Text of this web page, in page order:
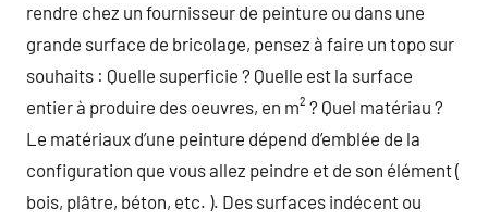
rendre chez un fournisseur de peinture ou dans une
grande surface de bricolage, pensez à faire un topo sur
souhaits : Quelle superficie ? Quelle est la surface
entier à produire des oeuvres, en m² ? Quel matériau ?
Le matériaux d’une peinture dépend d’emblée de la
configuration que vous allez peindre et de son élément (
bois, plâtre, béton, etc. ). Des surfaces indécent ou